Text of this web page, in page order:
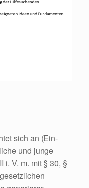
sich an (Ein-
und junge
i. V. m. mit § 30, §